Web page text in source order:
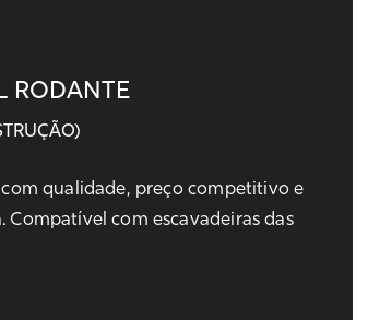
RODANTE
qualidade, preço competitivo e
Compatível com escavadeiras das